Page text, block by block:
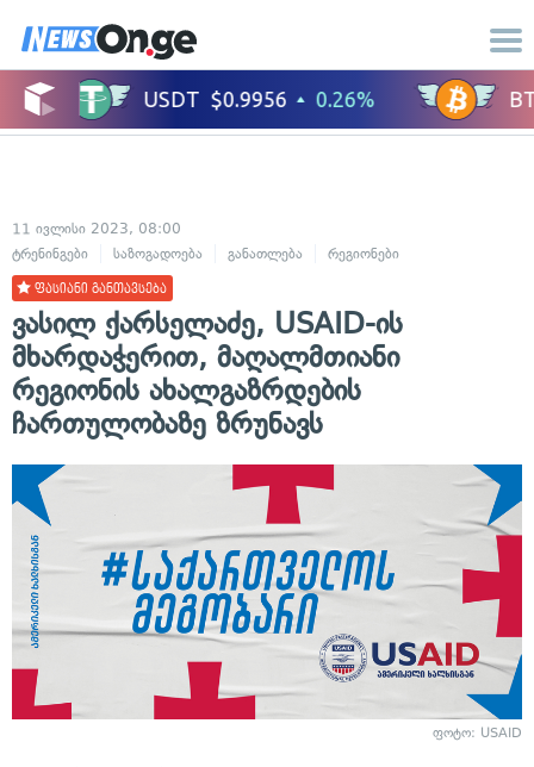
11 ივლისი 2023, 08:00
ტრენინგები
საზოგადოება განათლება რეგიონები
ფასიანი განთავსება
ვასილ ქარსელაძე, USAID-ის
მხარდაჭერით, მაღალმთიანი
რეგიონის ახალგაზრდების
ჩართულობაზე ზრუნავს
ფოტო: USAID